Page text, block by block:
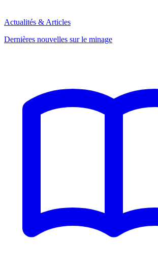
Actualités & Articles
Dernières nouvelles sur le minage